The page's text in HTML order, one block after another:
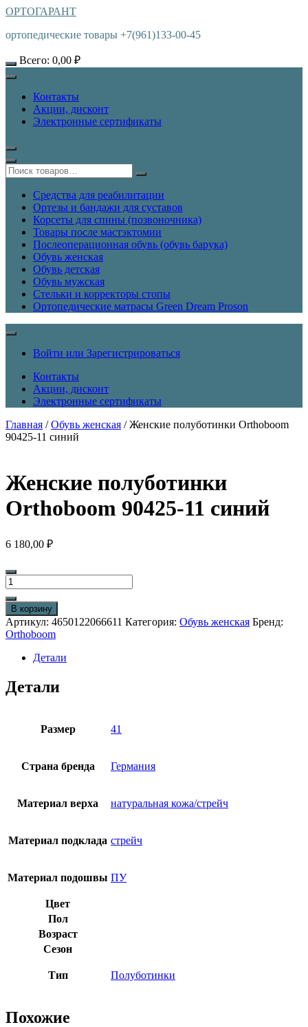
ОРТОГАРАНТ
ортопедические товары +7(961)133-00-45
Всего: 0,00 ₽
Контакты
Акции, дисконт
Электронные сертификаты
Средства для реабилитации
Ортезы и бандажи для суставов
Корсеты для спины (позвоночника)
Товары после мастэктомии
Послеоперационная обувь (обувь барука)
Обувь женская
Обувь детская
Обувь мужская
Стельки и корректоры стопы
Ортопедические матрасы Green Dream Proson
Войти или Зарегистрироваться
Контакты
Акции, дисконт
Электронные сертификаты
Главная /Обувь женская / Женские полуботинки Orthoboom
90425-11 синий
Женские полуботинки
Orthoboom 90425-11 синий
6 180,00 ₽
Количество
товара
Женские
полуботинки
Orthoboom
90425-
синий
В корзину
Артикул: 4650122066611 Категория: Обувь женская Бренд:
Orthoboom
Детали
Детали
Размер 41
Страна бренда Германия
Материал верха натуральная кожа/стрейч
Материал подклада стрейч
Материал подошвы ПУ
Цвет
Пол
Возраст
Сезон
Тип Полуботинки
Похожие